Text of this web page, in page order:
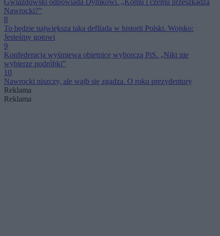
Gwiazdowski odpowiada Dymkowi. „Komu i czemu przeszkadza
Nawrocki?”
8
To będzie największa taka defilada w historii Polski. Wojsko:
Jesteśmy gotowi
9
Konfederacja wyśmiewa obietnicę wyborczą PiS. „Nikt nie
wybierze podróbki”
10
Nawrocki niszczy, ale wajb się zgadza. O roku prezydentury
Reklama
Reklama